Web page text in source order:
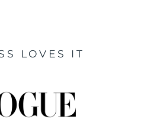
LOVES IT